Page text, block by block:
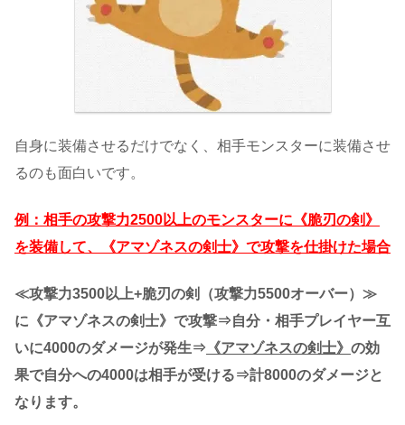
自身に装備させるだけでなく、相手モンスターに装備させ
るのも面白いです。
例：相手の攻撃力2500以上のモンスターに《脆刃の剣》
を装備して、《アマゾネスの剣士》で攻撃を仕掛けた場合
≪攻撃力3500以上+脆刃の剣（攻撃力5500オーバー）≫
に《アマゾネスの剣士》で攻撃⇒自分・相手プレイヤー互
いに4000のダメージが発生⇒ 《アマゾネスの剣士》 の効
果で自分への4000は相手が受ける⇒計8000のダメージと
なります。